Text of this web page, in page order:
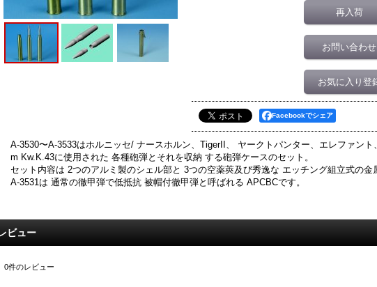
再入荷
お問い合わせ
お気に入り登
Facebookでシェア
A-3530〜A-3533はホルニッセ/ ナースホルン、TigerII、 ヤークトパンター、エレファン
m Kw.K.43に使用された 各種砲弾とそれを収納 する砲弾ケースのセット。
セット内容は 2つのアルミ製のシェル部と 3つの空薬莢及び秀逸な エッチング組立式の金
A-3531は 通常の徹甲弾で低抵抗 被帽付徹甲弾と呼ばれる APCBCです。
ビュー
0件のレビュー